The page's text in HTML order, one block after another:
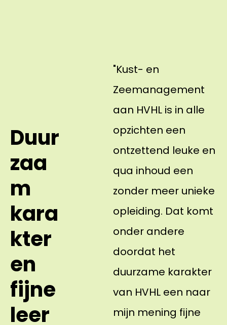
Duur
zaa
m
kara
kter
en
fijne
leer
"Kust- en
Zeemanagement
aan HVHL is in alle
opzichten een
ontzettend leuke en
qua inhoud een
zonder meer unieke
opleiding. Dat komt
onder andere
doordat het
duurzame karakter
van HVHL een naar
mijn mening fijne